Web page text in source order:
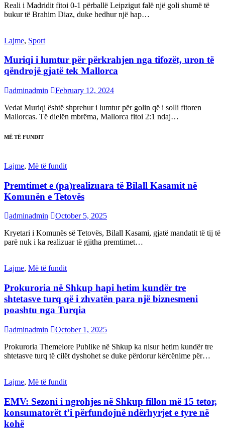
Reali i Madridit fitoi 0-1 përballë Leipzigut falë një goli shumë të
bukur të Brahim Diaz, duke hedhur një hap…
Lajme, Sport
Muriqi i lumtur për përkrahjen nga tifozët, uron të
qëndrojë gjatë tek Mallorca
adminadmin
February 12, 2024
Vedat Muriqi është shprehur i lumtur për golin që i solli fitoren
Mallorcas. Të dielën mbrëma, Mallorca fitoi 2:1 ndaj…
MË TË FUNDIT
Lajme, Më të fundit
Premtimet e (pa)realizuara të Bilall Kasamit në
Komunën e Tetovës
adminadmin
October 5, 2025
Kryetari i Komunës së Tetovës, Bilall Kasami, gjatë mandatit të tij të
parë nuk i ka realizuar të gjitha premtimet…
Lajme, Më të fundit
Prokuroria në Shkup hapi hetim kundër tre
shtetasve turq që i zhvatën para një biznesmeni
poashtu nga Turqia
adminadmin
October 1, 2025
Prokuroria Themelore Publike në Shkup ka nisur hetim kundër tre
shtetasve turq të cilët dyshohet se duke përdorur kërcënime për…
Lajme, Më të fundit
EMV: Sezoni i ngrohjes në Shkup fillon më 15 tetor,
konsumatorët t’i përfundojnë ndërhyrjet e tyre në
kohë